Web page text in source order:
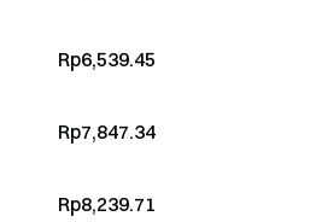
Rp6,539.45
Rp7,847.34
Rp8,239.71